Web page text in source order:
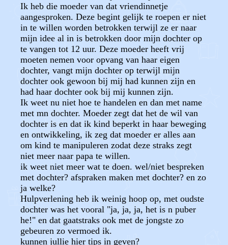
Ik heb die moeder van dat vriendinnetje
aangesproken. Deze begint gelijk te roepen er niet
in te willen worden betrokken terwijl ze er naar
mijn idee al in is betrokken door mijn dochter op
te vangen tot 12 uur. Deze moeder heeft vrij
moeten nemen voor opvang van haar eigen
dochter, vangt mijn dochter op terwijl mijn
dochter ook gewoon bij mij had kunnen zijn en
had haar dochter ook bij mij kunnen zijn.
Ik weet nu niet hoe te handelen en dan met name
met mn dochter. Moeder zegt dat het de wil van
dochter is en dat ik kind beperkt in haar beweging
en ontwikkeling, ik zeg dat moeder er alles aan
om kind te manipuleren zodat deze straks zegt
niet meer naar papa te willen.
ik weet niet meer wat te doen. wel/niet bespreken
met dochter? afspraken maken met dochter? en zo
ja welke?
Hulpverlening heb ik weinig hoop op, met oudste
dochter was het vooral "ja, ja, ja, het is n puber
he!" en dat gaatstraks ook met de jongste zo
gebeuren zo vermoed ik.
kunnen jullie hier tips in geven?